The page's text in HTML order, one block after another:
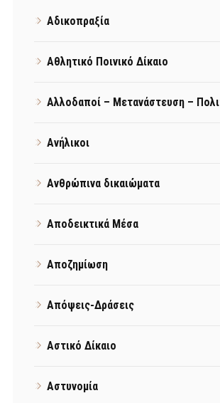
Αδικοπραξία
Αθλητικό Ποινικό Δίκαιο
Αλλοδαποί – Μετανάστευση –
Ανήλικοι
Ανθρώπινα δικαιώματα
Αποδεικτικά Μέσα
Αποζημίωση
Απόψεις-Δράσεις
Αστικό Δίκαιο
Αστυνομία